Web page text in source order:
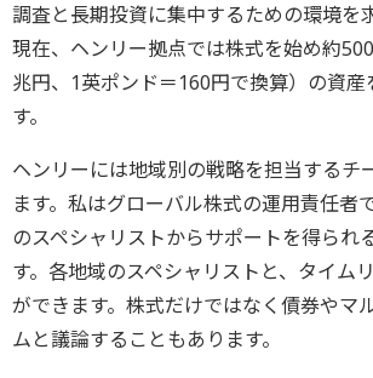
調査と長期投資に集中するための環境を
現在、ヘンリー拠点では株式を始め約
兆円、1英ポンド＝160円で換算）の資産
す。
ヘンリーには地域別の戦略を担当するチ
ます。私はグローバル株式の運用責任者
のスペシャリストからサポートを得られ
す。各地域のスペシャリストと、タイム
ができます。株式だけではなく債券やマ
ムと議論することもあります。